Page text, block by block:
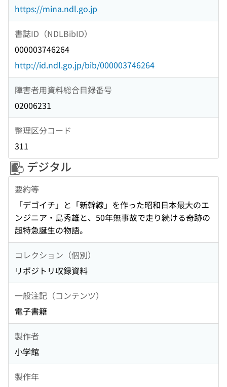
https://mina.ndl.go.jp
書誌ID（NDLBibID）
000003746264
http://id.ndl.go.jp/bib/000003746264
障害者用資料総合目録番号
02006231
整理区分コード
311
デジタル
要約等
「デゴイチ」と「新幹線」を作った昭和日本最大のエ
ンジニア・島秀雄と、50年無事故で走り続ける奇跡の
超特急誕生の物語。
コレクション（個別）
リポジトリ収録資料
一般注記（コンテンツ）
電子書籍
製作者
小学館
製作年